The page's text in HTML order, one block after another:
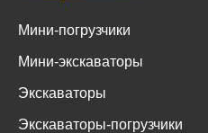
Мини-погрузчики
Мини-экскаваторы
Экскаваторы
Экскаваторы-погрузчики